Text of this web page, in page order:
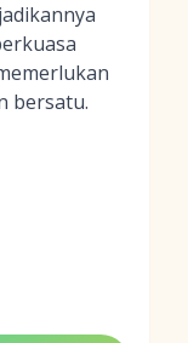
bersatu.